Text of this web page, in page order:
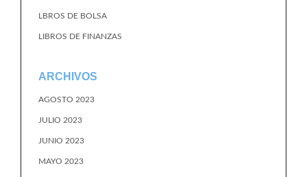
LBROS DE BOLSA
LIBROS DE FINANZAS
ARCHIVOS
AGOSTO 2023
JULIO 2023
JUNIO 2023
MAYO 2023